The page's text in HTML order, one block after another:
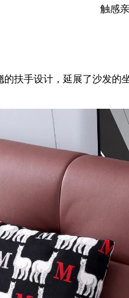
触感
的扶手设计，延展了沙发的